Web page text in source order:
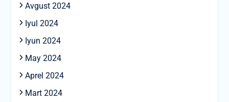
Avgust 2024
Iyul 2024
Iyun 2024
May 2024
Aprel 2024
Mart 2024